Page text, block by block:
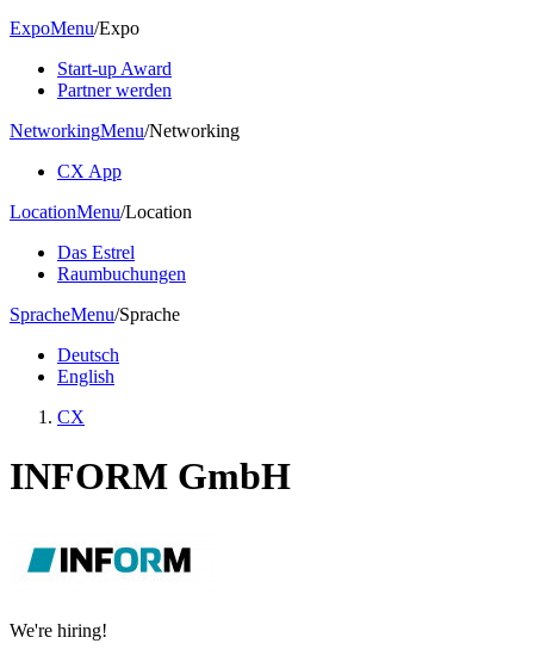
ExpoMenu/Expo
Start-up Award
Partner werden
NetworkingMenu/Networking
CX App
LocationMenu/Location
Das Estrel
Raumbuchungen
SpracheMenu/Sprache
Deutsch
English
CX
INFORM GmbH
We're hiring!